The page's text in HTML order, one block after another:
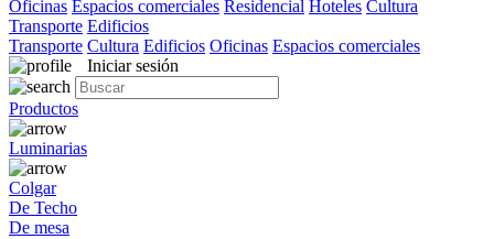
Oficinas Espacios comerciales Residencial Hoteles Cultura
Transporte Edificios
Transporte Cultura Edificios Oficinas Espacios comerciales
Iniciar sesión
Productos
Luminarias
Colgar
De Techo
De mesa